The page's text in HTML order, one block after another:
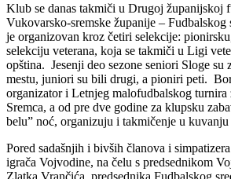
Klub se danas takmiči u Drugoj županijskoj
Vukovarsko-sremske županije – Fudbalskog
je organizovan kroz četiri selekcije:
selekciju veterana, koja se takmiči u Ligi
opština. Jesenji deo sezone seniori Sloge su
mestu, juniori su bili drugi, a pioniri peti.
organizator i Letnjeg malofudbalskog turnira
Sremca, a od pre dve godine za klupsku
belu” noć, organizuju i takmičenje u kuvanju
Pored sadašnjih i bivših članova i
igrača Vojvodine, na čelu s predsednikom
Zlatka Vrančića, predsednika Fudbalskog